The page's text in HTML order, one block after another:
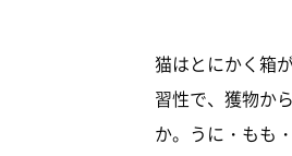
猫はとにかく箱
習性で、獲物か
か。うに・もも